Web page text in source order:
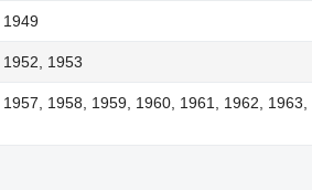
1953
1958, 1959, 1960, 1961, 1962, 1963,